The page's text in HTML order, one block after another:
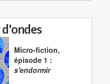
Micro-fiction,
épisode 1 :
s'endormir